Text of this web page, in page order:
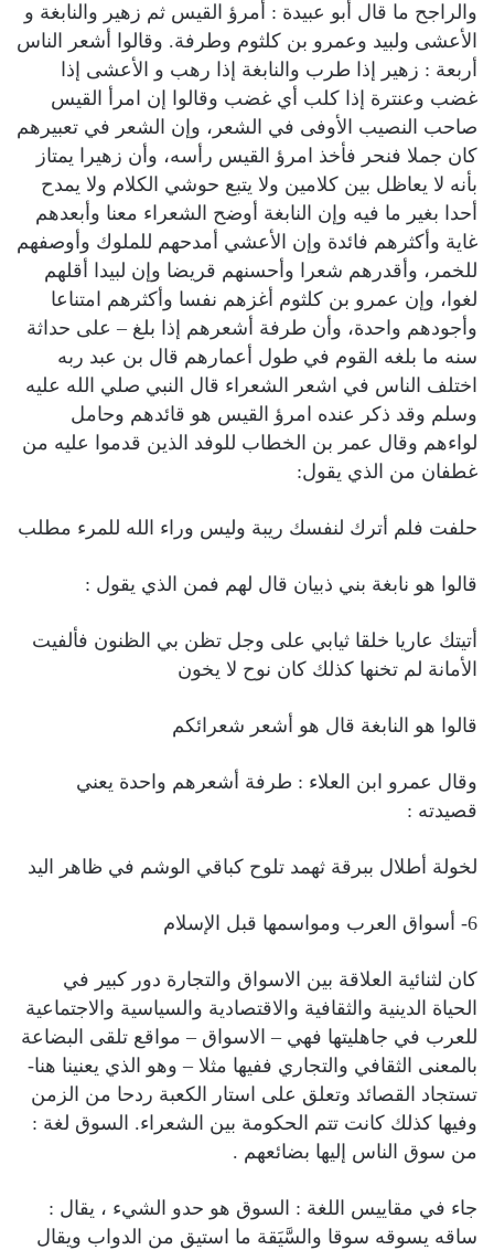
والراجح ما قال أبو عبيدة : أمرؤ القيس ثم زهير والنابغة و
الأعشى ولبيد وعمرو بن كلثوم وطرفة. وقالوا أشعر الناس
أربعة : زهير إذا طرب والنابغة إذا رهب و الأعشى إذا
غضب وعنترة إذا كلب أي غضب وقالوا إن امرأ القيس
صاحب النصيب الأوفى في الشعر، وإن الشعر في تعبيرهم
كان جملا فنحر فأخذ امرؤ القيس رأسه، وأن زهيرا يمتاز
بأنه لا يعاظل بين كلامين ولا يتبع حوشي الكلام ولا يمدح
أحدا بغير ما فيه وإن النابغة أوضح الشعراء معنا وأبعدهم
غاية وأكثرهم فائدة وإن الأعشي أمدحهم للملوك وأوصفهم
للخمر، وأقدرهم شعرا وأحسنهم قريضا وإن لبيدا أقلهم
لغوا، وإن عمرو بن كلثوم أغزهم نفسا وأكثرهم امتناعا
وأجودهم واحدة، وأن طرفة أشعرهم إذا بلغ – على حداثة
سنه ما بلغه القوم في طول أعمارهم قال بن عبد ربه
اختلف الناس في اشعر الشعراء قال النبي صلي الله عليه
وسلم وقد ذكر عنده امرؤ القيس هو قائدهم وحامل
لواءهم وقال عمر بن الخطاب للوفد الذين قدموا عليه من
غطفان من الذي يقول:
حلفت فلم أترك لنفسك ريبة وليس وراء الله للمرء مطلب
قالوا هو نابغة بني ذبيان قال لهم فمن الذي يقول :
أتيتك عاريا خلقا ثيابي على وجل تظن بي الظنون فألفيت
الأمانة لم تخنها كذلك كان نوح لا يخون
قالوا هو النابغة قال هو أشعر شعرائكم
وقال عمرو ابن العلاء : طرفة أشعرهم واحدة يعني
قصيدته :
لخولة أطلال ببرقة ثهمد تلوح كباقي الوشم في ظاهر اليد
6- أسواق العرب ومواسمها قبل الإسلام
كان لثنائية العلاقة بين الاسواق والتجارة دور كبير في
الحياة الدينية والثقافية والاقتصادية والسياسية والاجتماعية
للعرب في جاهليتها فهي – الاسواق – مواقع تلقى البضاعة
بالمعنى الثقافي والتجاري ففيها مثلا – وهو الذي يعنينا هنا-
تستجاد القصائد وتعلق على استار الكعبة ردحا من الزمن
وفيها كذلك كانت تتم الحكومة بين الشعراء. السوق لغة :
من سوق الناس إليها بضائعهم .
جاء في مقاييس اللغة : السوق هو حدو الشيء ، يقال :
ساقه يسوقه سوقا والسَّيَقة ما استيق من الدواب ويقال